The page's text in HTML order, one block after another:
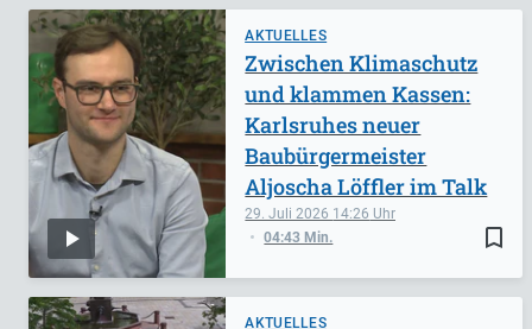
AKTUELLES
bookmark_border
29. Juli 2026 14:26
04:43 Min.
Zwischen Klimaschutz
und klammen Kassen:
Karlsruhes neuer
Baubürgermeister
Aljoscha Löffler im Talk
AKTUELLES